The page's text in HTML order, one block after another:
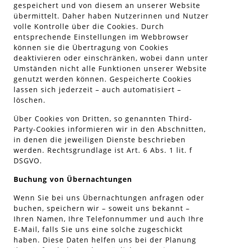
gespeichert und von diesem an unserer Website
übermittelt. Daher haben Nutzerinnen und Nutzer
volle Kontrolle über die Cookies. Durch
entsprechende Einstellungen im Webbrowser
können sie die Übertragung von Cookies
deaktivieren oder einschränken, wobei dann unter
Umständen nicht alle Funktionen unserer Website
genutzt werden können. Gespeicherte Cookies
lassen sich jederzeit – auch automatisiert –
löschen.
Über Cookies von Dritten, so genannten Third-
Party-Cookies informieren wir in den Abschnitten,
in denen die jeweiligen Dienste beschrieben
werden. Rechtsgrundlage ist Art. 6 Abs. 1 lit. f
DSGVO.
Buchung von Übernachtungen
Wenn Sie bei uns Übernachtungen anfragen oder
buchen, speichern wir – soweit uns bekannt –
Ihren Namen, Ihre Telefonnummer und auch Ihre
E-Mail, falls Sie uns eine solche zugeschickt
haben. Diese Daten helfen uns bei der Planung